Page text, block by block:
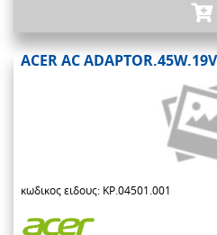
ACER AC
κωδικος ειδους: KP.04501.001